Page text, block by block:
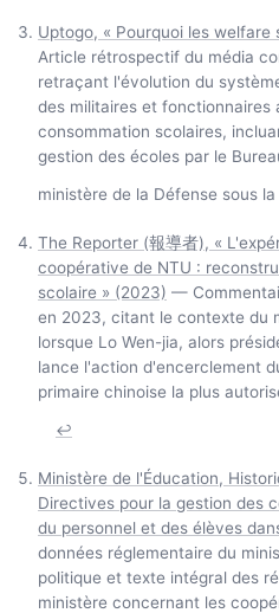
Uptogo, « Pourquoi les welfare
Article rétrospectif du média
retraçant l'évolution du
des militaires et fonctionnaires
consommation scolaires,
gestion des écoles par le
ministère de la Défense sous
The Reporter (報導者), «
coopérative de NTU :
scolaire » (2023) —
en 2023, citant le contexte du
lorsque Lo Wen-jia, alors
lance l'action d'encerclement
primaire chinoise la plus
↩
Ministère de l'Éducation,
Directives pour la gestion des
du personnel et des élèves
données réglementaire du
politique et texte intégral des
ministère concernant les